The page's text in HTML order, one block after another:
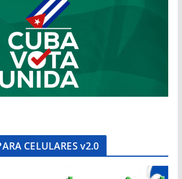
CELULARES v2.0